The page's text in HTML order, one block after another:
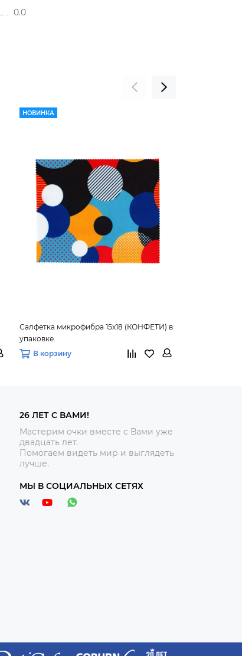
0.0
НОВИНКА
Салфетка микрофибра 15х18 (КОНФЕТИ) в
упаковке.
В корзину
26 ЛЕТ С ВАМИ!
Мастерим очки вместе с Вами уже
двадцать лет.
Помогаем видеть мир и выглядеть
лучше.
МЫ В СОЦИАЛЬНЫХ СЕТЯХ